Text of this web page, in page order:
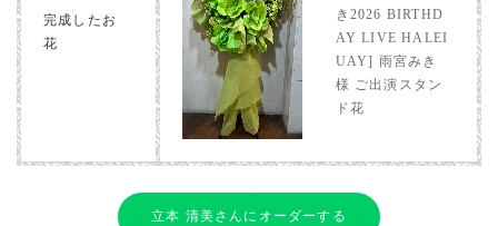
完成したお
花
き2026 BIRTHD
AY LIVE HALEI
UAY] 雨宮みき
様 ご出演スタン
ド花
立本 清美さんにオーダーする